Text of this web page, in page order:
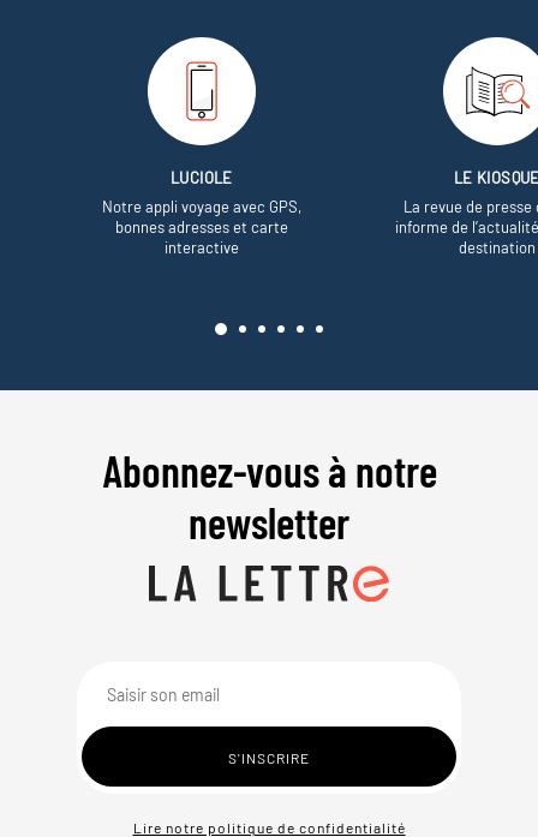
LUCIOLE
Notre appli voyage avec GPS,
bonnes adresses et carte
interactive
LE
La revue de presse
informe de
destination
Abonnez-vous à notre
newsletter
Lire notre politique de confidentialité